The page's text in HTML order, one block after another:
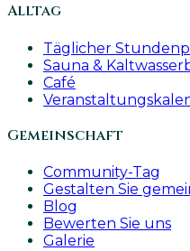
Alltag
Täglicher
Sauna &
Café
Gemeinschaft
Community-Tag
Gestalten Sie
Blog
Bewerten Sie uns
Galerie